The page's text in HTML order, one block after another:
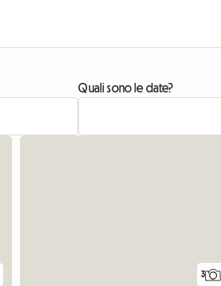
Quali sono le date?
3